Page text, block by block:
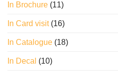
In Brochure (11)
In Card visit(16)
In Catalogue (18)
In Decal (10)